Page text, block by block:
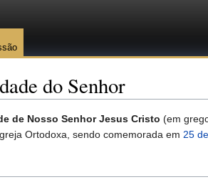
do Senhor
de Nosso Senhor Jesus Cristo (em
Ortodoxa, sendo comemorada em 25